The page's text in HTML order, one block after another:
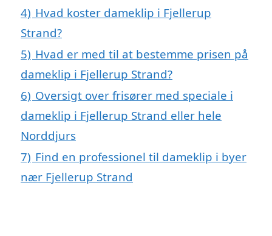
4) Hvad koster dameklip i Fjellerup
Strand?
5) Hvad er med til at bestemme prisen på
dameklip i Fjellerup Strand?
6) Oversigt over frisører med speciale i
dameklip i Fjellerup Strand eller hele
Norddjurs
7) Find en professionel til dameklip i byer
nær Fjellerup Strand